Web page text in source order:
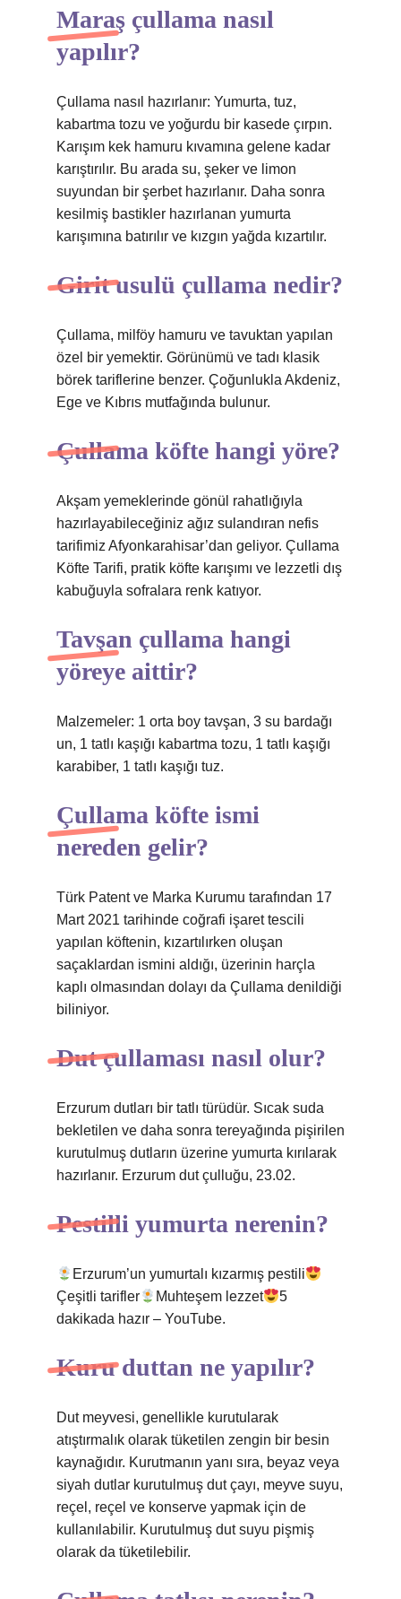
Maraş çullama nasıl
yapılır?
Çullama nasıl hazırlanır: Yumurta, tuz,
kabartma tozu ve yoğurdu bir kasede çırpın.
Karışım kek hamuru kıvamına gelene kadar
karıştırılır. Bu arada su, şeker ve limon
suyundan bir şerbet hazırlanır. Daha sonra
kesilmiş bastikler hazırlanan yumurta
karışımına batırılır ve kızgın yağda kızartılır.
Girit usulü çullama nedir?
Çullama, milföy hamuru ve tavuktan yapılan
özel bir yemektir. Görünümü ve tadı klasik
börek tariflerine benzer. Çoğunlukla Akdeniz,
Ege ve Kıbrıs mutfağında bulunur.
Çullama köfte hangi yöre?
Akşam yemeklerinde gönül rahatlığıyla
hazırlayabileceğiniz ağız sulandıran nefis
tarifimiz Afyonkarahisar’dan geliyor. Çullama
Köfte Tarifi, pratik köfte karışımı ve lezzetli dış
kabuğuyla sofralara renk katıyor.
Tavşan çullama hangi
yöreye aittir?
Malzemeler: 1 orta boy tavşan, 3 su bardağı
un, 1 tatlı kaşığı kabartma tozu, 1 tatlı kaşığı
karabiber, 1 tatlı kaşığı tuz.
Çullama köfte ismi
nereden gelir?
Türk Patent ve Marka Kurumu tarafından 17
Mart 2021 tarihinde coğrafi işaret tescili
yapılan köftenin, kızartılırken oluşan
saçaklardan ismini aldığı, üzerinin harçla
kaplı olmasından dolayı da Çullama denildiği
biliniyor.
Dut çullaması nasıl olur?
Erzurum dutları bir tatlı türüdür. Sıcak suda
bekletilen ve daha sonra tereyağında pişirilen
kurutulmuş dutların üzerine yumurta kırılarak
hazırlanır. Erzurum dut çulluğu, 23.02.
Pestilli yumurta nerenin?
Erzurum’un yumurtalı kızarmış pestili
Çeşitli tarifler
Muhteşem lezzet
5
dakikada hazır – YouTube.
Kuru duttan ne yapılır?
Dut meyvesi, genellikle kurutularak
atıştırmalık olarak tüketilen zengin bir besin
kaynağıdır. Kurutmanın yanı sıra, beyaz veya
siyah dutlar kurutulmuş dut çayı, meyve suyu,
reçel, reçel ve konserve yapmak için de
kullanılabilir. Kurutulmuş dut suyu pişmiş
olarak da tüketilebilir.